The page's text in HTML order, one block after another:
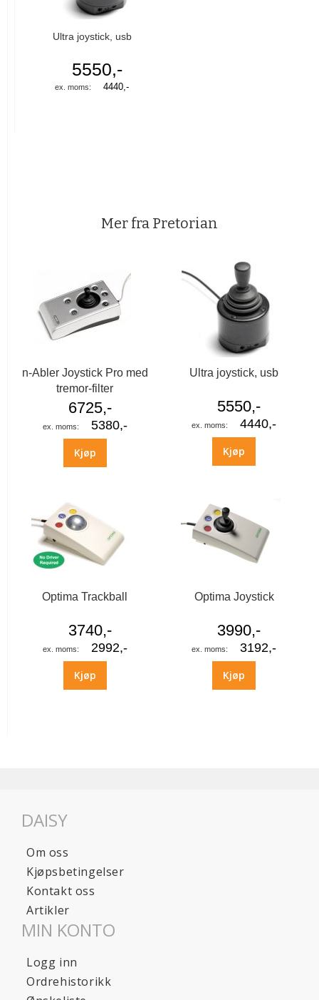
Ultra joystick, usb
5550,-
4440,-
Mer fra Pretorian
n-Abler Joystick Pro med
tremor-filter
6725,-
5380,-
Kjøp
Ultra joystick, usb
5550,-
4440,-
Kjøp
Optima Trackball
3740,-
2992,-
Kjøp
Optima Joystick
3990,-
3192,-
Kjøp
DAISY
Om oss
Kjøpsbetingelser
Kontakt oss
Artikler
MIN KONTO
Logg inn
Ordrehistorikk